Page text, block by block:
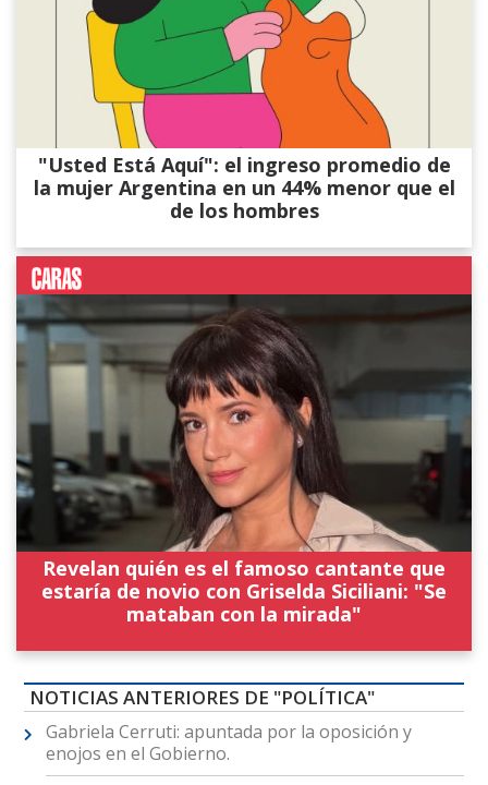
"Usted Está Aquí": el ingreso promedio de
la mujer Argentina en un 44% menor que el
de los hombres
Revelan quién es el famoso cantante que
estaría de novio con Griselda Siciliani: "Se
mataban con la mirada"
NOTICIAS ANTERIORES DE "POLÍTICA"
Gabriela Cerruti: apuntada por la oposición y
enojos en el Gobierno.